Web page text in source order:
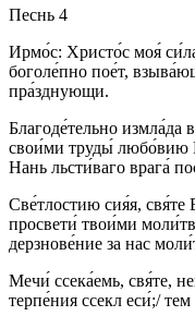
Песнь 4
Ирмо́с: Христо́с моя́
боголе́пно пое́т,
пра́зднующи.
Благоде́тельно измла́да
свои́ми труды́ любо́вию
Нань льсти́ваго врага́
Све́тлостию сия́я, свя́те
просвети́ твои́ми
дерзнове́ние за нас
Мечи́ ссека́емь, свя́те,
терпе́ния ссекл еси́;/